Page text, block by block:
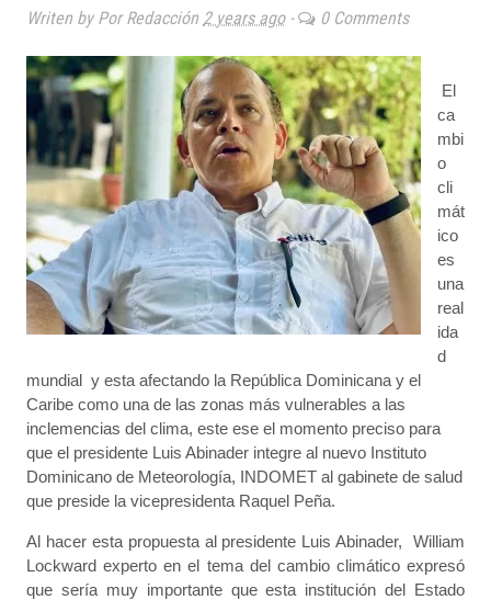
Writen by Por Redacción 2 years ago- 0 Comments
El
ca
mbi
o
cli
mát
ico
es
una
real
ida
d
mundial y esta afectando la República Dominicana y el
Caribe como una de las zonas más vulnerables a las
inclemencias del clima, este ese el momento preciso para
que el presidente Luis Abinader integre al nuevo Instituto
Dominicano de Meteorología, INDOMET al gabinete de salud
que preside la vicepresidenta Raquel Peña.
Al hacer esta propuesta al presidente Luis Abinader, William
Lockward experto en el tema del cambio climático expresó
que sería muy importante que esta institución del Estado